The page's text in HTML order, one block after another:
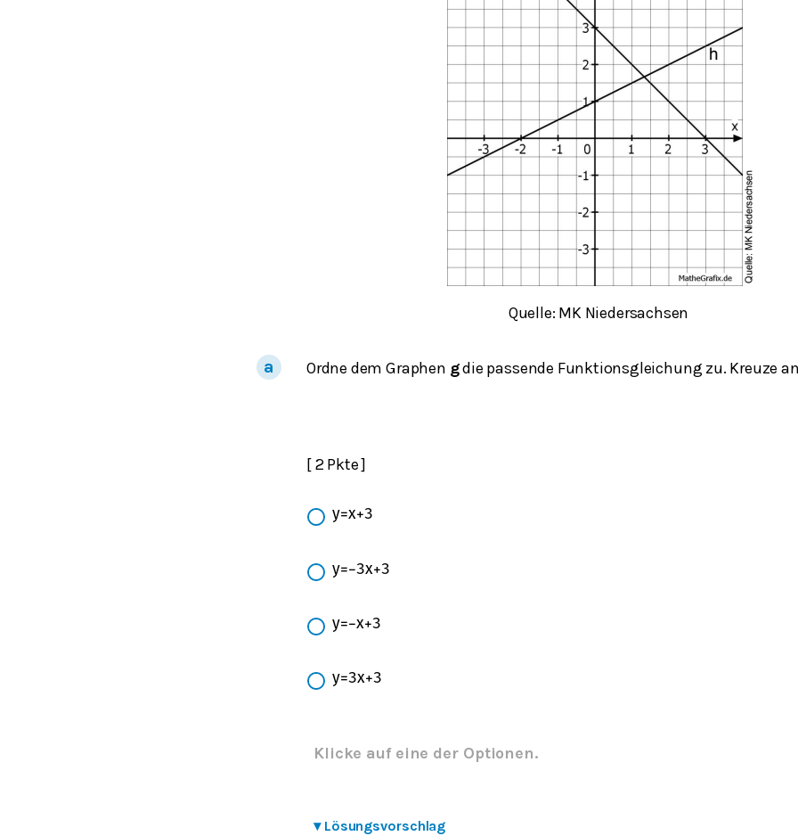
Quelle: MK Niedersachsen
Ordne dem Graphen gdie passende Funktionsgleichung zu. Kreuze
[ 2 Pkte ]
y=x+3
y=−3x+3
y=−x+3
y=3x+3
Klicke auf eine der Optionen.
▾ Lösungsvorschlag